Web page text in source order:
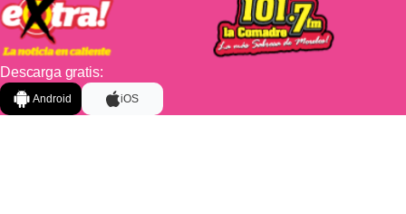
Descarga gratis:
Android iOS